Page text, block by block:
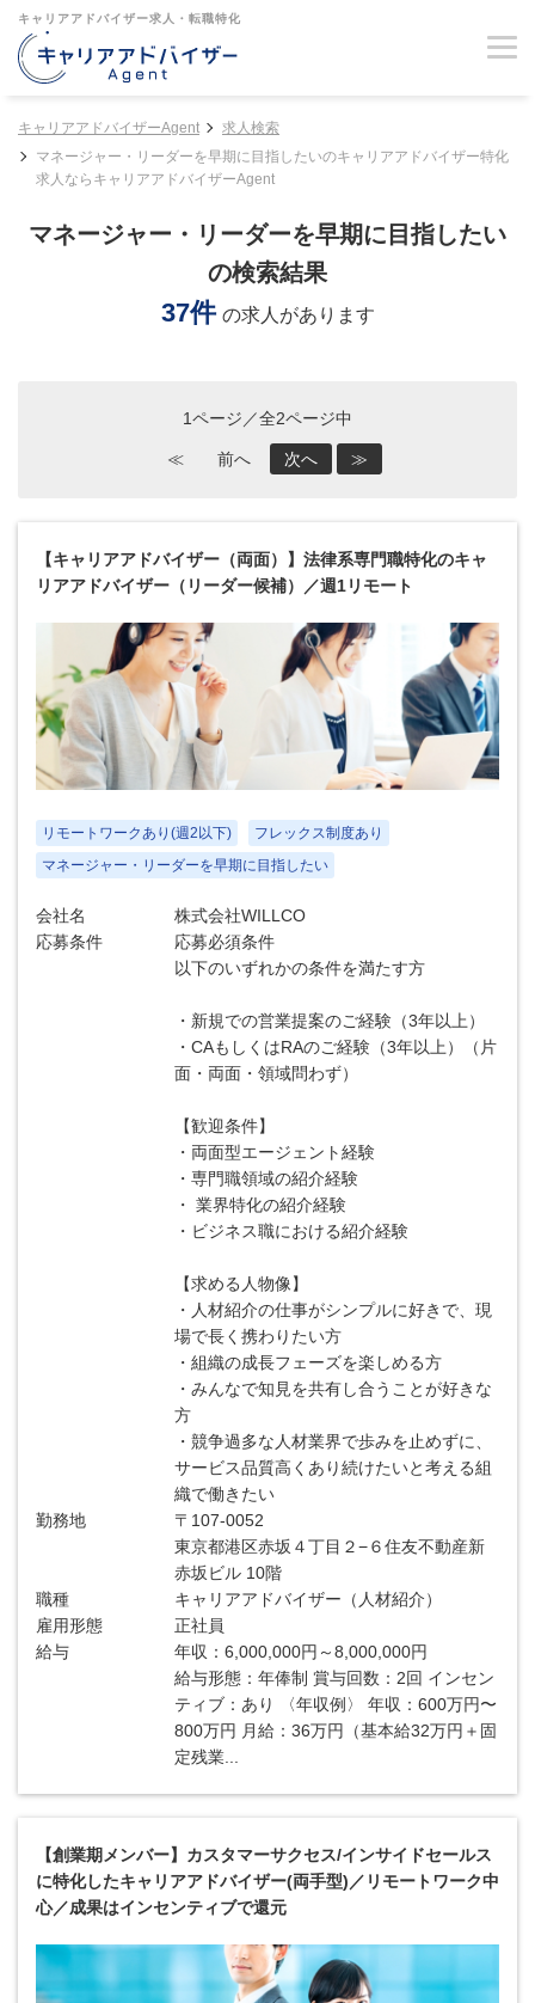
キャリアアドバイザー求人・転職特化
キャリアアドバイザーAgent
求人検索
マネージャー・リーダーを早期に目指したいのキャリアアドバイザー特化
求人ならキャリアアドバイザーAgent
マネージャー・リーダーを早期に目指したい
の検索結果
37件 の求人があります
1ページ／全2ページ中
≪ 前へ 次へ ≫
【キャリアアドバイザー（両面）】法律系専門職特化のキャ
リアアドバイザー（リーダー候補）／週1リモート
リモートワークあり(週2以下)
フレックス制度あり
マネージャー・リーダーを早期に目指したい
会社名
株式会社WILLCO
応募条件
応募必須条件
以下のいずれかの条件を満たす方
・新規での営業提案のご経験（3年以上）
・CAもしくはRAのご経験（3年以上）（片
面・両面・領域問わず）
【歓迎条件】
・両面型エージェント経験
・専門職領域の紹介経験
・ 業界特化の紹介経験
・ビジネス職における紹介経験
【求める人物像】
・人材紹介の仕事がシンプルに好きで、現
場で長く携わりたい方
・組織の成長フェーズを楽しめる方
・みんなで知見を共有し合うことが好きな
方
・競争過多な人材業界で歩みを止めずに、
サービス品質高くあり続けたいと考える組
織で働きたい
勤務地
〒107-0052
東京都港区赤坂４丁目２−６住友不動産新
赤坂ビル 10階
職種
キャリアアドバイザー（人材紹介）
雇用形態
正社員
給与
年収：6,000,000円～8,000,000円
給与形態：年俸制 賞与回数：2回 インセン
ティブ：あり 〈年収例〉 年収：600万円〜
800万円 月給：36万円（基本給32万円＋固
定残業...
【創業期メンバー】カスタマーサクセス/インサイドセールス
に特化したキャリアアドバイザー(両手型)／リモートワーク中
心／成果はインセンティブで還元